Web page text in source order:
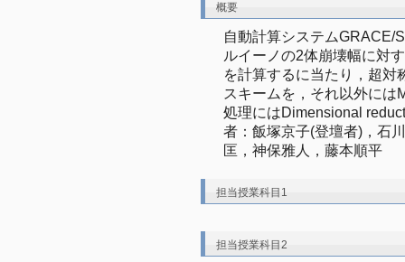
概要
自動計算システムGRACE/
ルイーノの2体崩壊幅に対
を計算するに当たり，超対
スキームを，それ以外には
処理にはDimensional
者：飯塚京子(登壇者)，石
匡，神保雅人，藤本順平
担当授業科目1
担当授業科目2